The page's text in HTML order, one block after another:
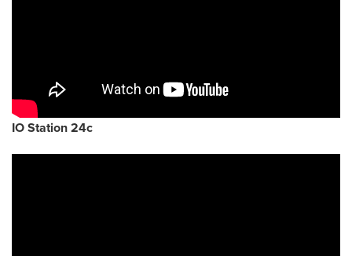
IO Station 24c